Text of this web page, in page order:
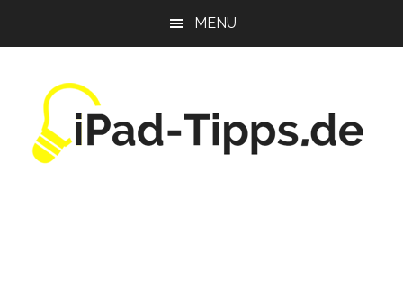
MENU